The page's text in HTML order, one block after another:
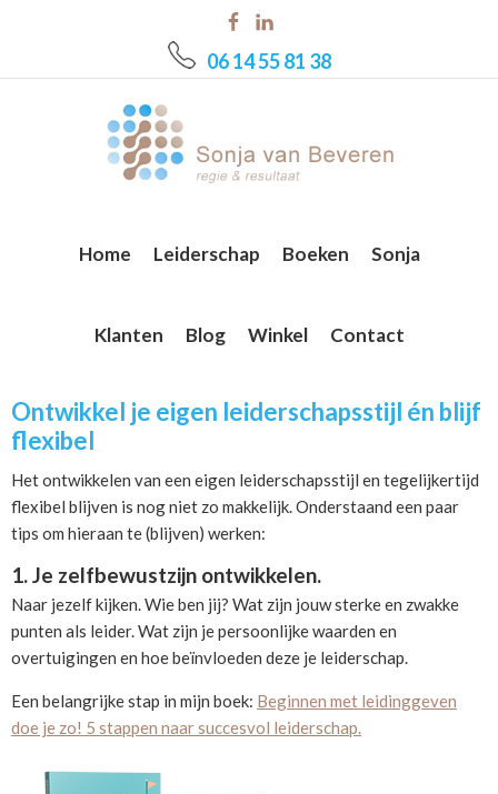
06 14 55 81 38
Home Leiderschap Boeken Sonja
Klanten Blog Winkel Contact
Ontwikkel je eigen leiderschapsstijl én blijf
flexibel
Het ontwikkelen van een eigen leiderschapsstijl en tegelijkertijd
flexibel blijven is nog niet zo makkelijk. Onderstaand een paar
tips om hieraan te (blijven) werken:
1. Je zelfbewustzijn ontwikkelen.
Naar jezelf kijken. Wie ben jij? Wat zijn jouw sterke en zwakke
punten als leider. Wat zijn je persoonlijke waarden en
overtuigingen en hoe beïnvloeden deze je leiderschap.
Een belangrijke stap in mijn boek: Beginnen met leidinggeven
doe je zo! 5 stappen naar succesvol leiderschap.